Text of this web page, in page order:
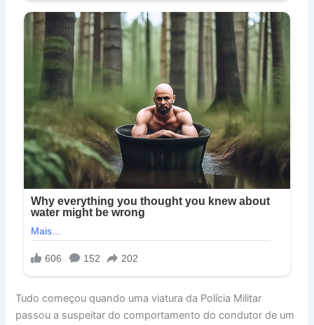
Tudo começou quando uma viatura da Polícia Militar
passou a suspeitar do comportamento do condutor de um